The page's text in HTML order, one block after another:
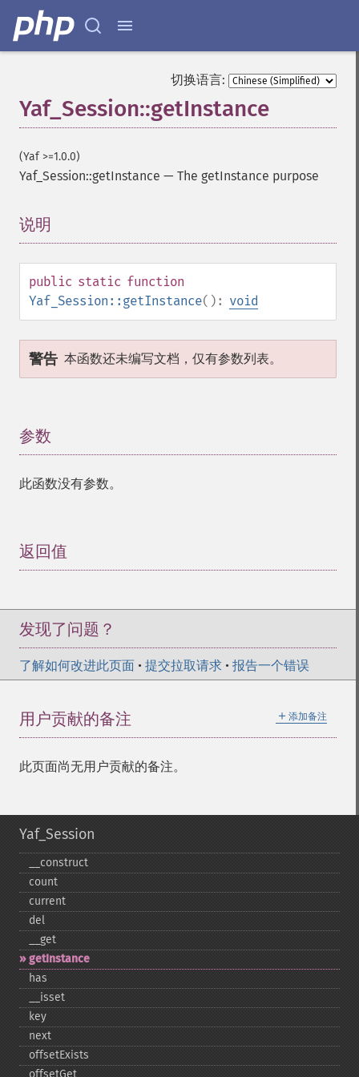
切换语言:
Yaf_Session::getInstance
(Yaf >=1.0.0)
Yaf_Session::getInstance — The getInstance purpose
说明
public static function
Yaf_Session::getInstance(): void
警告 本函数还未编写文档，仅有参数列表。
参数
此函数没有参数。
返回值
发现了问题？
了解如何改进此页面 • 提交拉取请求 • 报告一个错误
＋ 添加备注
用户贡献的备注
此页面尚无用户贡献的备注。
Yaf_Session
_​_​construct
count
current
del
_​_​get
getInstance
has
_​_​isset
key
next
offsetExists
offsetGet